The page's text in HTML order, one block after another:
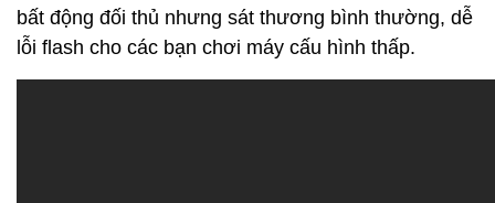
bất động đối thủ nhưng sát thương bình thường, dễ
lỗi flash cho các bạn chơi máy cấu hình thấp.